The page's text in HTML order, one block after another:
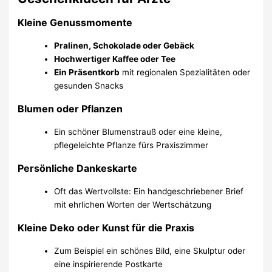
Kleine Genussmomente
Pralinen, Schokolade oder Gebäck
Hochwertiger Kaffee oder Tee
Ein Präsentkorb mit regionalen Spezialitäten oder
gesunden Snacks
Blumen oder Pflanzen
Ein schöner Blumenstrauß oder eine kleine,
pflegeleichte Pflanze fürs Praxiszimmer
Persönliche Dankeskarte
Oft das Wertvollste: Ein handgeschriebener Brief
mit ehrlichen Worten der Wertschätzung
Kleine Deko oder Kunst für die Praxis
Zum Beispiel ein schönes Bild, eine Skulptur oder
eine inspirierende Postkarte